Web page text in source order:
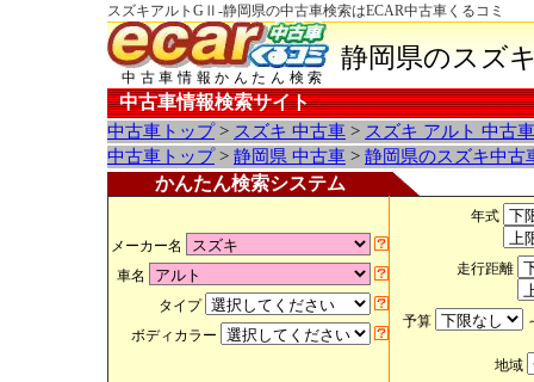
スズキアルトGⅡ-静岡県の中古車検索はECAR中古車くるコミ
中古車情報かんたん検索
静岡県のスズ
中古車情報検索サイト
中古車トップ> スズキ 中古車 > スズキ アルト 中古
中古車トップ> 静岡県 中古車 > 静岡県のスズキ中古
かんたん検索システム
メーカー名
車名
タイプ
ボディカラー
年式
走行距離
予算
地域